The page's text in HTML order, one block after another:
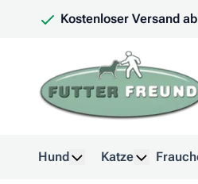
Kostenloser Versand
Hund
Katze